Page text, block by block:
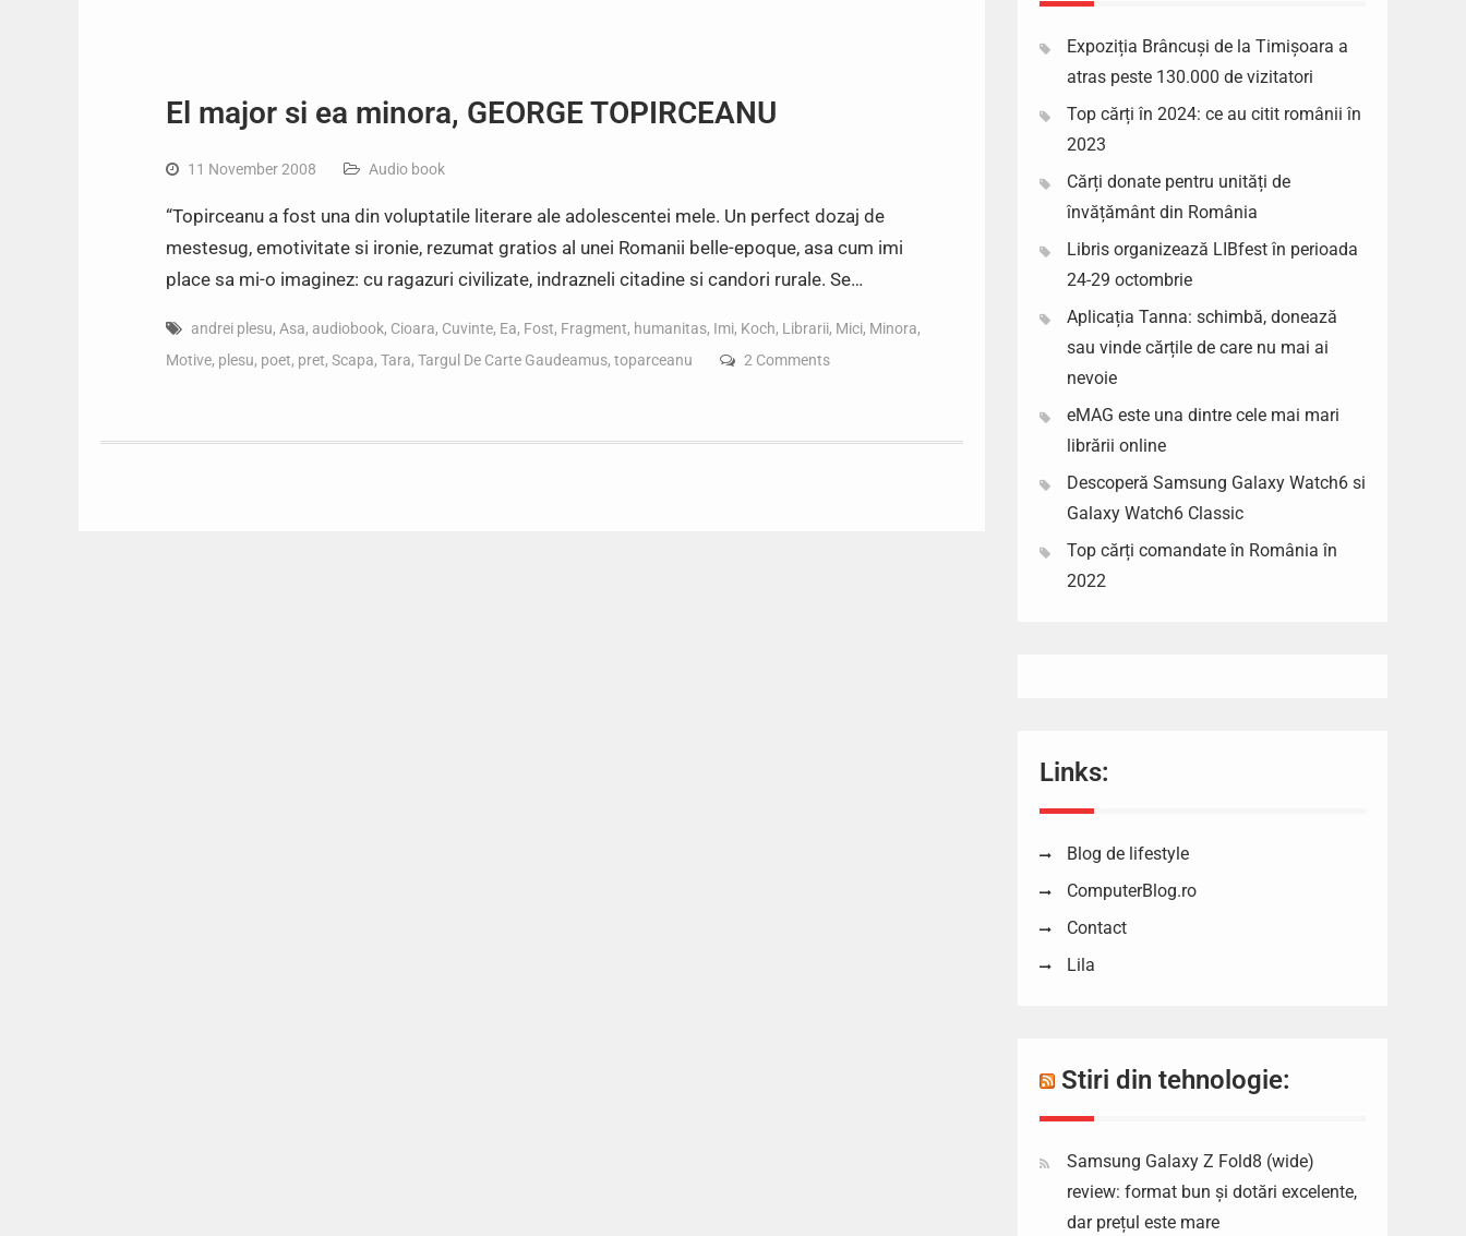
El major si ea minora, GEORGE TOPIRCEANU
11 November 2008 Audio book
“Topirceanu a fost una din voluptatile literare ale adolescentei mele. Un perfect dozaj de
mestesug, emotivitate si ironie, rezumat gratios al unei Romanii belle-epoque, asa cum imi
place sa mi-o imaginez: cu ragazuri civilizate, indrazneli citadine si candori rurale. Se…
andrei plesu, Asa, audiobook, Cioara, Cuvinte, Ea, Fost, Fragment, humanitas, Imi, Koch, Librarii, Mici, Minora,
Motive, plesu, poet, pret, Scapa, Tara, Targul De Carte Gaudeamus, toparceanu 2 Comments
Expoziția Brâncuși de la Timișoara a
atras peste 130.000 de vizitatori
Top cărți în 2024: ce au citit românii în
2023
Cărți donate pentru unități de
învățământ din România
Libris organizează LIBfest în perioada
24-29 octombrie
Aplicația Tanna: schimbă, donează
sau vinde cărțile de care nu mai ai
nevoie
eMAG este una dintre cele mai mari
librării online
Descoperă Samsung Galaxy Watch6 si
Galaxy Watch6 Classic
Top cărți comandate în România în
2022
Links:
Blog de lifestyle
ComputerBlog.ro
Contact
Lila
Stiri din tehnologie:
Samsung Galaxy Z Fold8 (wide)
review: format bun și dotări excelente,
dar prețul este mare